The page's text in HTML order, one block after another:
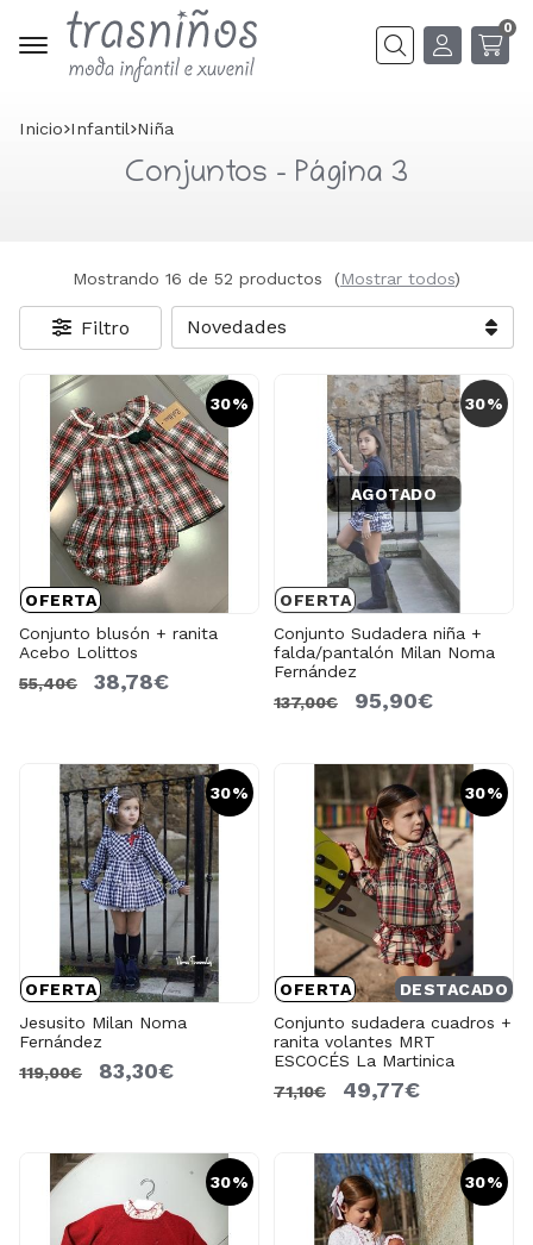
Buscar
0
Inicio infantil niña
Conjuntos - Página 3
Mostrando 16 de 52 productos (Mostrar todos)
Filtro
30%
OFERTA
Conjunto blusón + ranita
Acebo Lolittos
55,40€
38,78€
30%
OFERTA
AGOTADO
Conjunto Sudadera niña +
falda/pantalón Milan Noma
Fernández
137,00€
95,90€
30%
OFERTA
Jesusito Milan Noma
Fernández
119,00€
83,30€
30%
OFERTA
DESTACADO
Conjunto sudadera cuadros +
ranita volantes MRT
ESCOCÉS La Martinica
71,10€
49,77€
30% 30%